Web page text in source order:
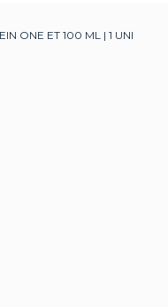
ONE ET 100 ML | 1 UNI